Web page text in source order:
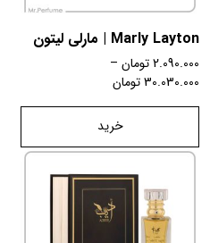
Marly Layton | مارلی لیتون
2.090.000تومان –
30.030.000تومان
خرید